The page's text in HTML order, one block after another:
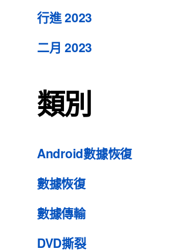
行進 2023
二月 2023
類別
Android數據恢復
數據恢復
數據傳輸
DVD撕裂